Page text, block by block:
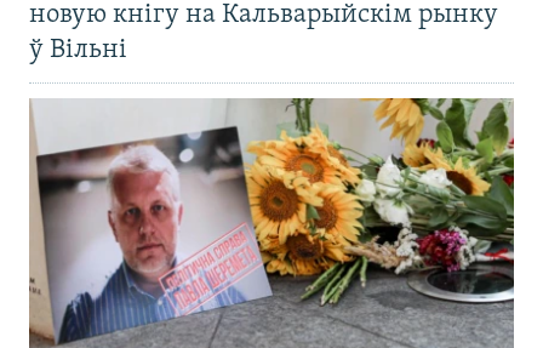
новую кнігу на Кальварыйскім рынку
ў Вільні